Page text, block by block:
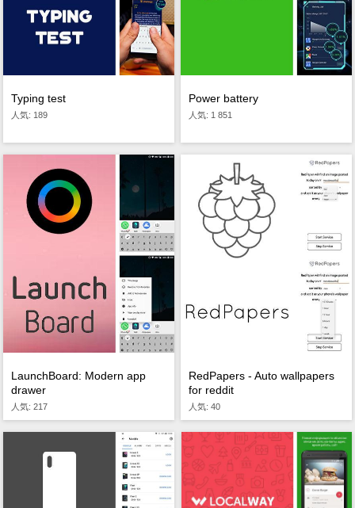
Typing test
人気: 189
Power battery
人気: 1 851
LaunchBoard: Modern app
drawer
人気: 217
RedPapers - Auto wallpapers
for reddit
人気: 40